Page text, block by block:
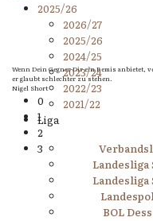
Wenn Dein Gegner Dir ein Remis
er glaubt schlechter zu stehen.
Nigel Short
0
1
2
3
2025/26
2026/27
2025/26
2024/25
2023/24
2022/23
2021/22
Liga
Landesliga
Landesliga
BOL